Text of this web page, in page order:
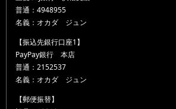
普通：4948955
名義：オカダ ジュン
【振込先銀行口座1】
PayPay銀行 本店
普通：2152537
名義：オカダ ジュン
【郵便振替】